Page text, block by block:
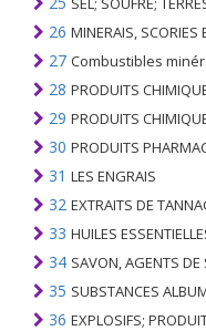
26 MINERAIS, SCORIES
27 Combustibles minéraux, huiles minérales
28 PRODUITS CHIMIQUES INORGANIQUES; COMPOSÉS
29 PRODUITS
30 PRODUITS
31 LES ENGRAIS
32 EXTRAITS DE TANNAGE OU DE TEINTURE; TANINS ET LEURS
33 HUILES ESSENTIELLES ET
34 SAVON, AGENTS DE SURFACE ORGANIQUES; LAVAGE, LUBRIFICATION, POLISSAGE OU
35 SUBSTANCES
36 EXPLOSIFS; PRODUITS PYROTECHNIQUES;